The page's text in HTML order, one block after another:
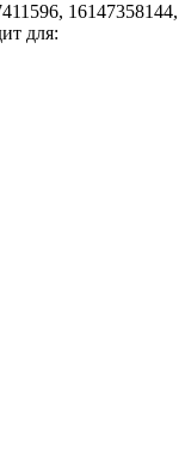
16147358144,
для: